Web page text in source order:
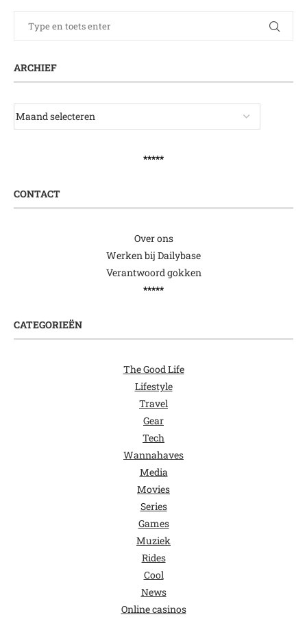
ARCHIEF
*****
CONTACT
Over ons
Werken bij Dailybase
Verantwoord gokken
*****
CATEGORIEËN
The Good Life
Lifestyle
Travel
Gear
Tech
Wannahaves
Media
Movies
Series
Games
Muziek
Rides
Cool
News
Online casinos